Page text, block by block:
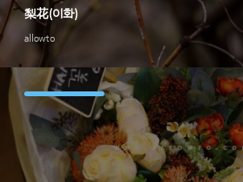
allowto
梨花(이화)